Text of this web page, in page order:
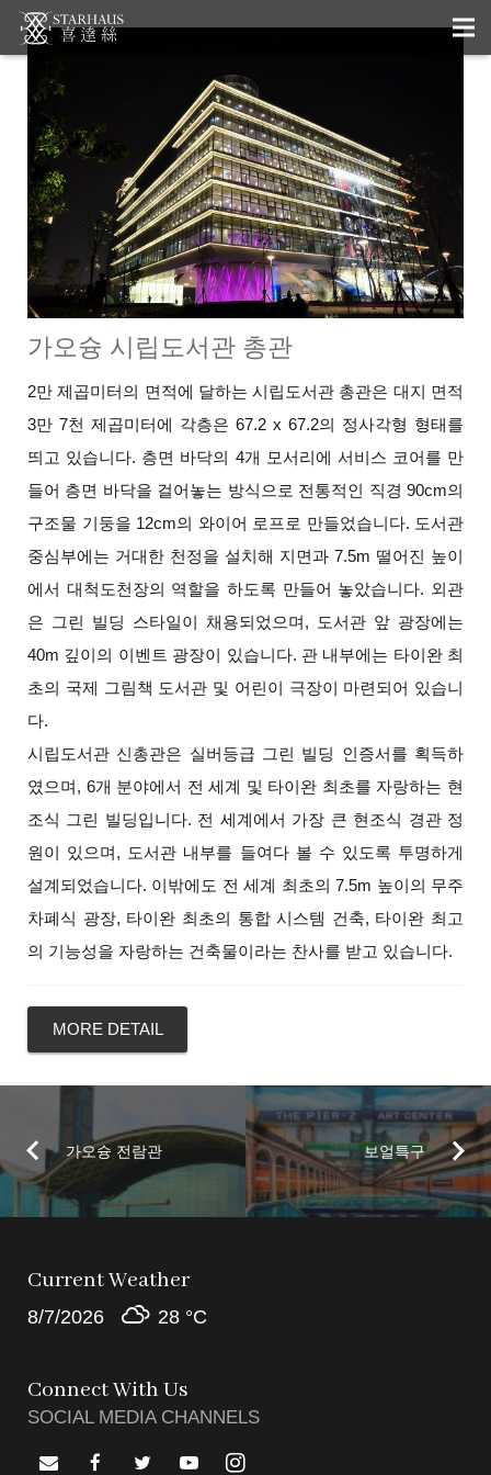
가오슝 시립도서관 총관
2만 제곱미터의 면적에 달하는 시립도서관 총관은 대지 면적
3만 7천 제곱미터에 각층은 67.2 x 67.2의 정사각형 형태를
띄고 있습니다. 층면 바닥의 4개 모서리에 서비스 코어를 만
들어 층면 바닥을 걸어놓는 방식으로 전통적인 직경 90cm의
구조물 기둥을 12cm의 와이어 로프로 만들었습니다. 도서관
중심부에는 거대한 천정을 설치해 지면과 7.5m 떨어진 높이
에서 대척도천장의 역할을 하도록 만들어 놓았습니다. 외관
은 그린 빌딩 스타일이 채용되었으며, 도서관 앞 광장에는
40m 깊이의 이벤트 광장이 있습니다. 관 내부에는 타이완 최
초의 국제 그림책 도서관 및 어린이 극장이 마련되어 있습니
다.
시립도서관 신총관은 실버등급 그린 빌딩 인증서를 획득하
였으며, 6개 분야에서 전 세계 및 타이완 최초를 자랑하는 현
조식 그린 빌딩입니다. 전 세계에서 가장 큰 현조식 경관 정
원이 있으며, 도서관 내부를 들여다 볼 수 있도록 투명하게
설계되었습니다. 이밖에도 전 세계 최초의 7.5m 높이의 무주
차폐식 광장, 타이완 최초의 통합 시스템 건축, 타이완 최고
의 기능성을 자랑하는 건축물이라는 찬사를 받고 있습니다.
MORE DETAIL
보얼특구
가오슝 전람관
Current Weather
8/7/2026 28 °C
Connect With Us
SOCIAL MEDIA CHANNELS